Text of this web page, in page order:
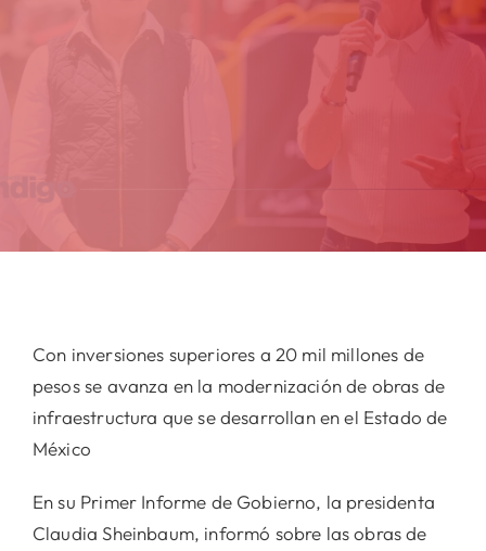
Con inversiones superiores a 20 mil millones de
pesos se avanza en la modernización de obras de
infraestructura que se desarrollan en el Estado de
México
En su Primer Informe de Gobierno, la presidenta
Claudia Sheinbaum, informó sobre las obras de